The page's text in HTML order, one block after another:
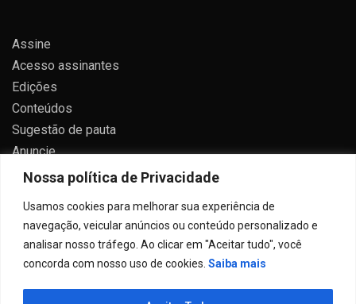
Nossa política de Privacidade
Usamos cookies para melhorar sua experiência de
navegação, veicular anúncios ou conteúdo personalizado e
analisar nosso tráfego. Ao clicar em "Aceitar tudo", você
concorda com nosso uso de cookies. Saiba mais
Assine
Acesso assinantes
Edições
Conteúdos
Sugestão de pauta
Anuncie
Contato